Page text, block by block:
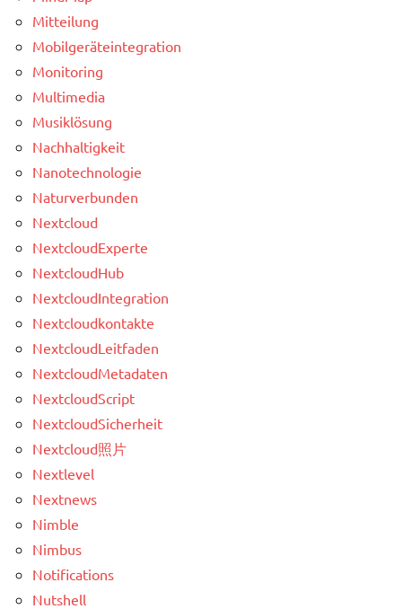
Mitteilung
Mobilgeräteintegration
Monitoring
Multimedia
Musiklösung
Nachhaltigkeit
Nanotechnologie
Naturverbunden
Nextcloud
NextcloudExperte
NextcloudHub
NextcloudIntegration
Nextcloudkontakte
NextcloudLeitfaden
NextcloudMetadaten
NextcloudScript
NextcloudSicherheit
Nextcloud照片
Nextlevel
Nextnews
Nimble
Nimbus
Notifications
Nutshell